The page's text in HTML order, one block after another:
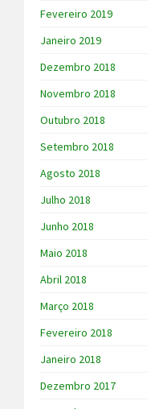
Fevereiro 2019
Janeiro 2019
Dezembro 2018
Novembro 2018
Outubro 2018
Setembro 2018
Agosto 2018
Julho 2018
Junho 2018
Maio 2018
Abril 2018
Março 2018
Fevereiro 2018
Janeiro 2018
Dezembro 2017